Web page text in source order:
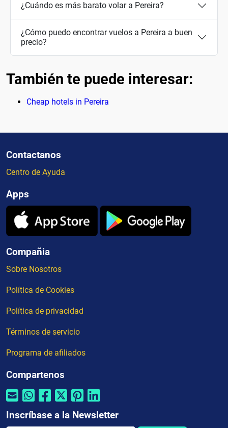
¿Cuándo es más barato volar a Pereira?
¿Cómo puedo encontrar vuelos a Pereira a buen
precio?
También te puede interesar:
Cheap hotels in Pereira
Contactanos
Centro de Ayuda
Apps
Compañia
Sobre Nosotros
Política de Cookies
Política de privacidad
Términos de servicio
Programa de afiliados
Compartenos
Inscríbase a la Newsletter